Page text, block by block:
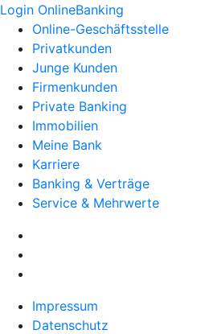
Login OnlineBanking
Online-Geschäftsstelle
Privatkunden
Junge Kunden
Firmenkunden
Private Banking
Immobilien
Meine Bank
Karriere
Banking & Verträge
Service & Mehrwerte
Impressum
Datenschutz